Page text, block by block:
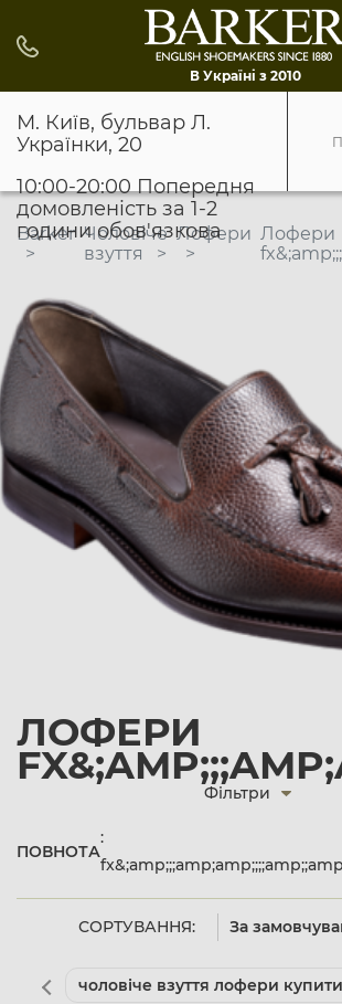
В Україні з 2010
М. Київ, бульвар Л.
Українки, 20
10:00-20:00 Попередня
домовленість за 1-2
години обов'язкова
Barker Чоловіче
взуття
Лофери Лофери
ЛОФЕРИ
СОРТУВАННЯ: За
Фільтри
ПОВНОТА
:
чоловіче взуття лофери купити